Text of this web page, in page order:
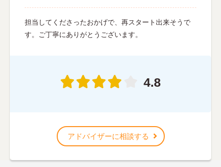
担当してくださったおかげで、再スタート出来そうで
す。ご丁寧にありがとうございます。
4.8
アドバイザーに相談する